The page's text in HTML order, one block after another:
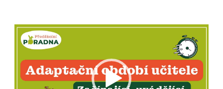
Video
přehrávač